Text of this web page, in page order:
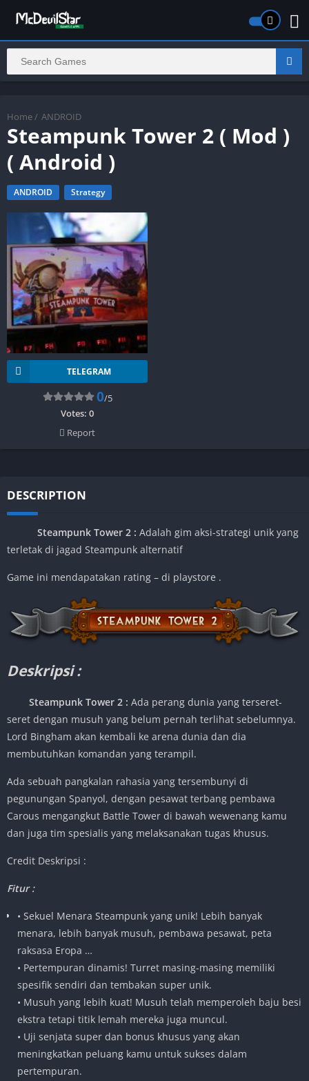
Home / ANDROID
Steampunk Tower 2 ( Mod )
( Android )
ANDROID Strategy
TELEGRAM
0/5
Votes: 0
Report
DESCRIPTION
Steampunk Tower 2 : Adalah gim aksi-strategi unik yang
terletak di jagad Steampunk alternatif
Game ini mendapatakan rating – di playstore .
Deskripsi :
Steampunk Tower 2 : Ada perang dunia yang terseret-
seret dengan musuh yang belum pernah terlihat sebelumnya.
Lord Bingham akan kembali ke arena dunia dan dia
membutuhkan komandan yang terampil.
Ada sebuah pangkalan rahasia yang tersembunyi di
pegunungan Spanyol, dengan pesawat terbang pembawa
Carous mengangkut Battle Tower di bawah wewenang kamu
dan juga tim spesialis yang melaksanakan tugas khusus.
Credit Deskripsi :
Fitur :
• Sekuel Menara Steampunk yang unik! Lebih banyak
menara, lebih banyak musuh, pembawa pesawat, peta
raksasa Eropa …
• Pertempuran dinamis! Turret masing-masing memiliki
spesifik sendiri dan tembakan super unik.
• Musuh yang lebih kuat! Musuh telah memperoleh baju besi
ekstra tetapi titik lemah mereka juga muncul.
• Uji senjata super dan bonus khusus yang akan
meningkatkan peluang kamu untuk sukses dalam
pertempuran.